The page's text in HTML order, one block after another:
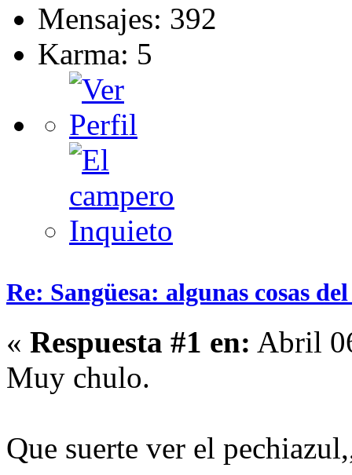
Mensajes: 392
Karma: 5
Re: Sangüesa: algunas cosas
« Respuesta #1 en: Abril
Muy chulo.
Que suerte ver el